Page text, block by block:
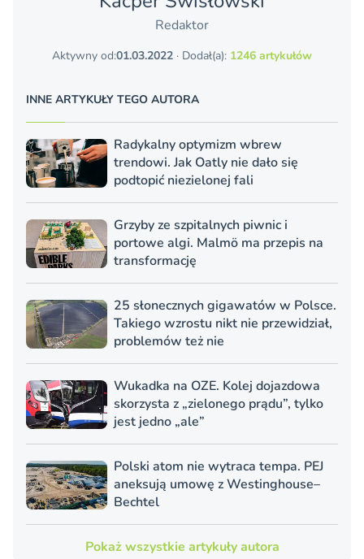
Redaktor
Aktywny od:01.03.2022 · Dodał(a): 1246 artykułów
INNE ARTYKUŁY TEGO AUTORA
Radykalny optymizm wbrew
trendowi. Jak Oatly nie dało się
podtopić niezielonej fali
Grzyby ze szpitalnych piwnic i
portowe algi. Malmö ma przepis na
transformację
25 słonecznych gigawatów w Polsce.
Takiego wzrostu nikt nie przewidział,
problemów też nie
Wukadka na OZE. Kolej dojazdowa
skorzysta z „zielonego prądu”, tylko
jest jedno „ale”
Polski atom nie wytraca tempa. PEJ
aneksują umowę z Westinghouse–
Bechtel
Pokaż wszystkie artykuły autora